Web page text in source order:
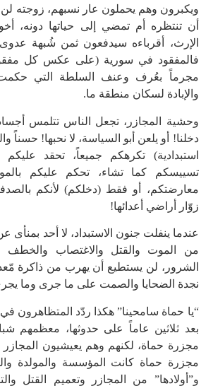
ويكبرون وهم يحملون عار نسبهم، زوجته
أن تنتظره أم تمضي إلى حياتها دونه،
الإرث، أقرباءه سيدفعون ثمن شُبهة
فالمفقود في سورية (على عكس كل
مجرماً بعُرف وعنف السلطة التي حكمت
والإبادة لسكان منطقة ما.
وحشية المجازر، تجعل الناس تتلمس
دخلنا! أو يلعن أبو السياسة، لا نحبها!
استبدادية) تكرهكم جميعاً، تحقد
تسييسكم كما تشاء، تحكم عليكم
معارضتكم، أو فقط (دخلكم) لأنكم
زوّار أراضي أعدائها!
عندما ينفلت جنون الاستبداد، لا أحد بمنأى
من الموت والقتل والاغتصاب والخطف
الشرور، لن يستطيع أن يهرب من ذاكرة
نجدة الضحايا والصمت على ما جرى وما
“يا حماة سامحينا” هكذا ردّد المتظاهرون
بعد ثلاثين عاماً على حدوثها، معظمهم
مجزرة حماة، لكنهم وهم يعيشيون المجازر
مجزرة حماة كانت المؤسسة والمولدة
و”أولادها” من المجازر وتعميم القتل